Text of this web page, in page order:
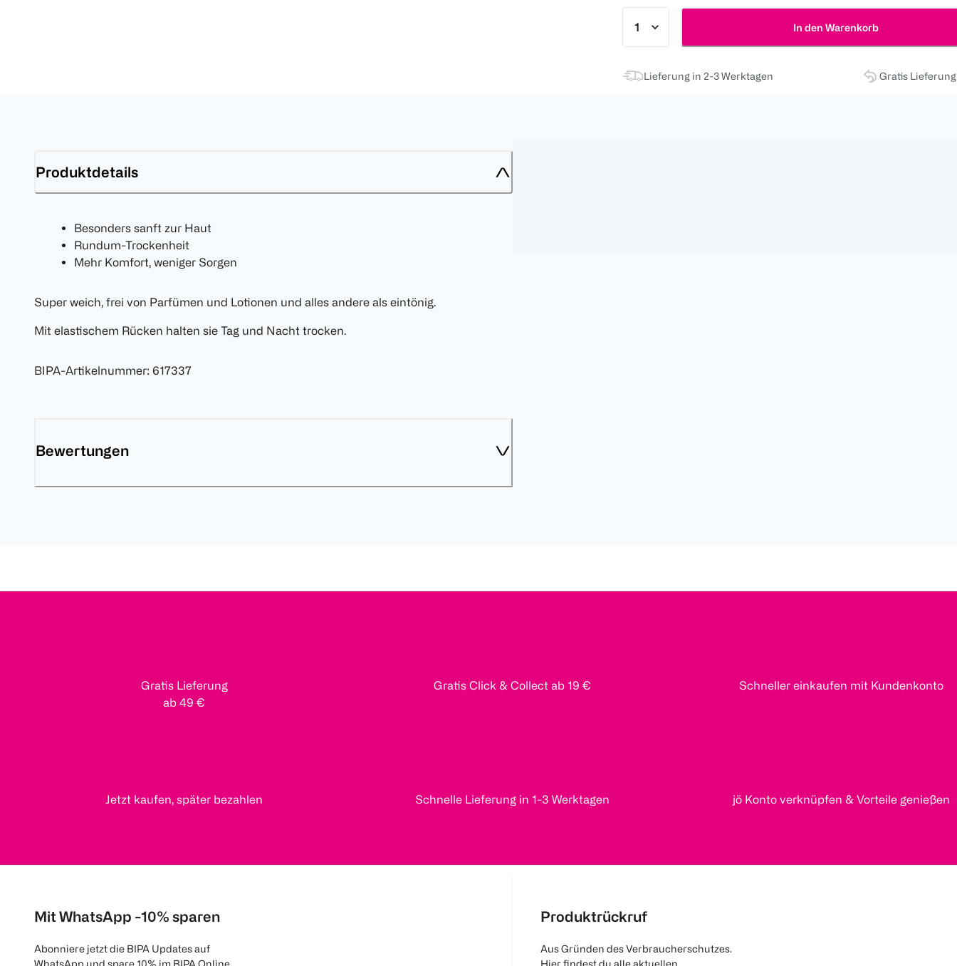
In den Warenkorb
Lieferung in 2-3 Werktagen Gratis
Produktdetails
Besonders sanft zur Haut
Rundum-Trockenheit
Mehr Komfort, weniger Sorgen
Super weich, frei von Parfümen und Lotionen und alles andere als eintönig.
Mit elastischem Rücken halten sie Tag und Nacht trocken.
BIPA-Artikelnummer: 617337
Bewertungen
Gratis Lieferung
ab 49 €
Gratis Click & Collect ab 19 € Schneller einkaufen mit Kundenkonto
Jetzt kaufen, später bezahlen Schnelle Lieferung in 1-3 Werktagen jö Konto verknüpfen & Vorteile genießen
Mit WhatsApp -10% sparen
Abonniere jetzt die BIPA Updates auf
WhatsApp und spare 10% im BIPA Online
Produktrückruf
Aus Gründen des Verbraucherschutzes.
Hier findest du alle aktuellen